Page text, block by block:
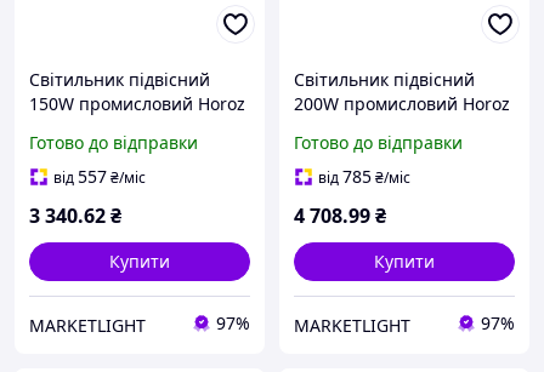
Світильник підвісний
150W промисловий Horoz
вологозахищений 6400K
IP65
Готово до відправки
від557₴/міс
3 340.62₴
Купити
MARKETLIGHT 97%
Світильник підвісний
200W промисловий Horoz
вологозахищений 6400K
IP65
Готово до відправки
від785₴/міс
4 708.99₴
Купити
MARKETLIGHT 97%